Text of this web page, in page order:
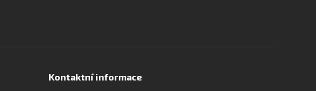
Kontaktní informace